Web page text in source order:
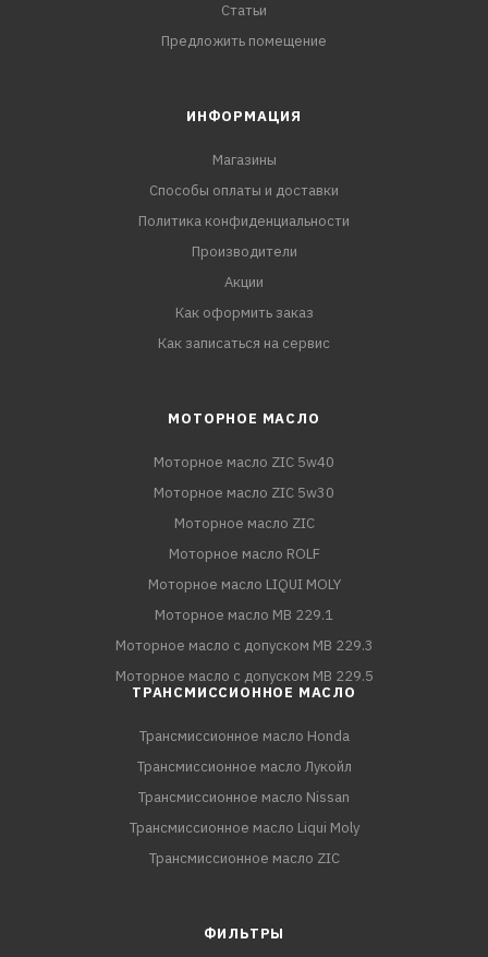
Статьи
Предложить помещение
ИНФОРМАЦИЯ
Магазины
Способы оплаты и доставки
Политика конфиденциальности
Производители
Акции
Как оформить заказ
Как записаться на сервис
МОТОРНОЕ МАСЛО
Моторное масло ZIC 5w40
Моторное масло ZIC 5w30
Моторное масло ZIC
Моторное масло ROLF
Моторное масло LIQUI MOLY
Моторное масло MB 229.1
Моторное масло с допуском MB 229.3
Моторное масло с допуском MB 229.5
ТРАНСМИССИОННОЕ МАСЛО
Трансмиссионное масло Honda
Трансмиссионное масло Лукойл
Трансмиссионное масло Nissan
Трансмиссионное масло Liqui Moly
Трансмиссионное масло ZIC
ФИЛЬТРЫ